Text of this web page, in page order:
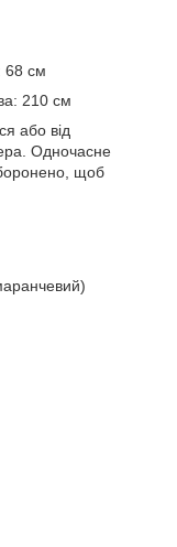
68 см
210 см
або від
Одночасне
щоб